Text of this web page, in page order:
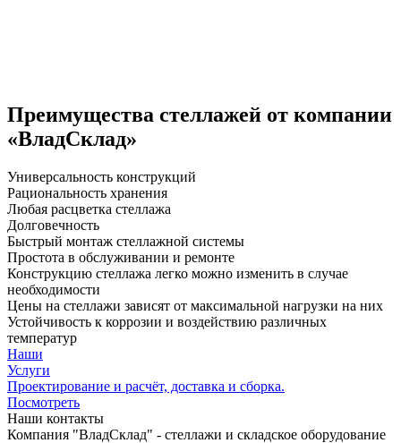
Преимущества стеллажей от компании
«ВладСклад»
Универсальность конструкций
Рациональность хранения
Любая расцветка стеллажа
Долговечность
Быстрый монтаж стеллажной системы
Простота в обслуживании и ремонте
Конструкцию стеллажа легко можно изменить в случае
необходимости
Цены на стеллажи зависят от максимальной нагрузки на них
Устойчивость к коррозии и воздействию различных
температур
Наши
Услуги
Проектирование и расчёт, доставка и сборка.
Посмотреть
Наши контакты
Компания "ВладСклад" - стеллажи и складское оборудование